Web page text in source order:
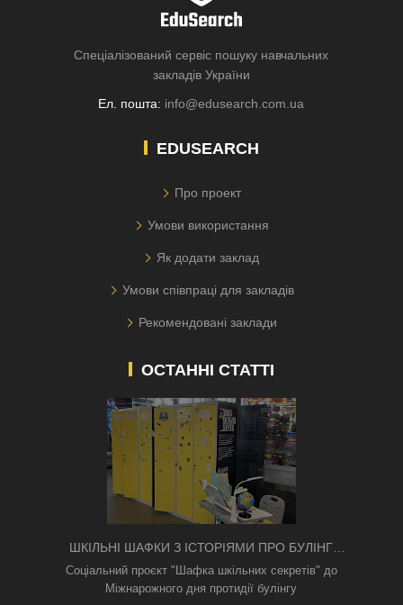
Спеціалізований сервіс пошуку навчальних
закладів України
Ел. пошта: info@edusearch.com.ua
EDUSEARCH
Про проект
Умови використання
Як додати заклад
Умови співпраці для закладів
Рекомендовані заклади
ОСТАННІ СТАТТІ
ШКІЛЬНІ ШАФКИ З ІСТОРІЯМИ ПРО БУЛІНГ
З'ЯВИЛИСЯ В КИЄВІ
Соціальний проєкт "Шафка шкільних секретів" до
Міжнарожного дня протидії булінгу